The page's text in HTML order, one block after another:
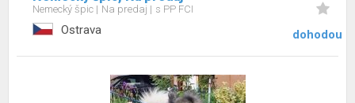
Nemecký špic Na predaj s PP FCI
Ostrava dohodou